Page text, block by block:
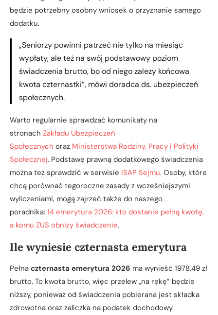
będzie potrzebny osobny wniosek o przyznanie samego
dodatku.
„Seniorzy powinni patrzeć nie tylko na miesiąc
wypłaty, ale też na swój podstawowy poziom
świadczenia brutto, bo od niego zależy końcowa
kwota czternastki”, mówi doradca ds. ubezpieczeń
społecznych.
Warto regularnie sprawdzać komunikaty na
stronach Zakładu Ubezpieczeń
Społecznych oraz Ministerstwa Rodziny, Pracy i Polityki
Społecznej. Podstawę prawną dodatkowego świadczenia
można też sprawdzić w serwisie ISAP Sejmu. Osoby, które
chcą porównać tegoroczne zasady z wcześniejszymi
wyliczeniami, mogą zajrzeć także do naszego
poradnika: 14 emerytura 2026: kto dostanie pełną kwotę,
a komu ZUS obniży świadczenie.
Ile wyniesie czternasta emerytura
Pełna czternasta emerytura 2026 ma wynieść 1978,49 zł
brutto. To kwota brutto, więc przelew „na rękę” będzie
niższy, ponieważ od świadczenia pobierana jest składka
zdrowotna oraz zaliczka na podatek dochodowy.